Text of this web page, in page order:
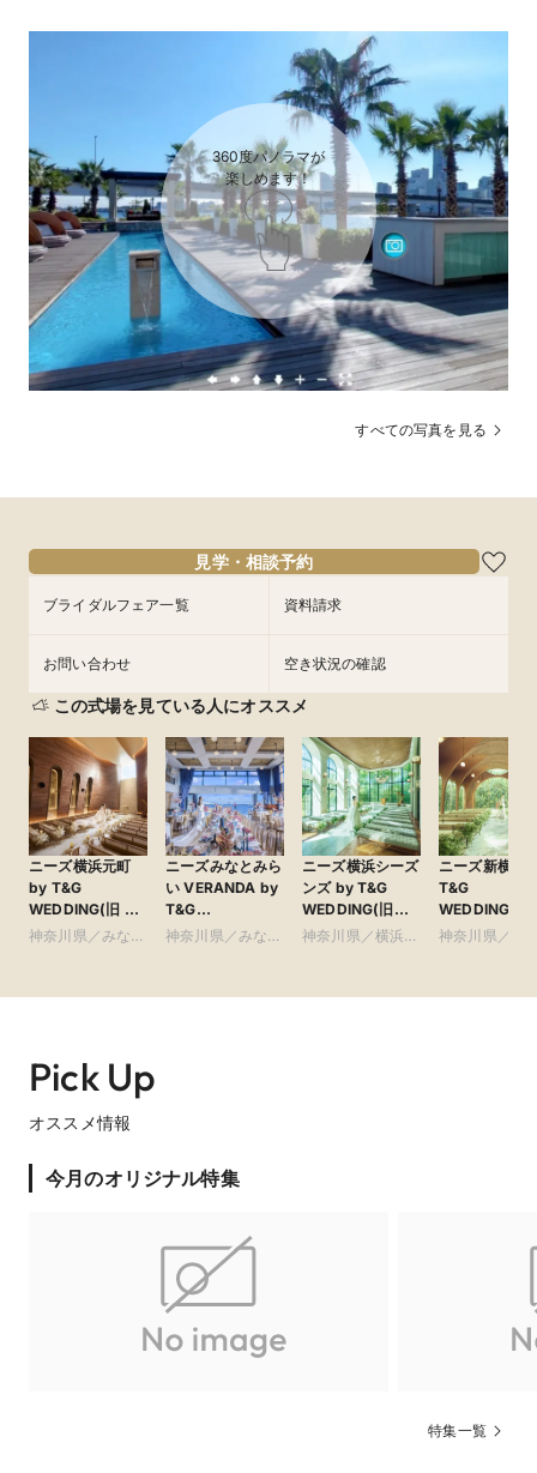
ムーン旅行券3万円分ほか、あこがれのウエディングが
◆2万円コース相当の豪華黒毛和牛試食
◆全組にレストランチケット3,000円分
◆ハネムーン旅行券3万円分
＜さらに1件目来館で＞
◆カタログギフト最大1万円分
【成約特典】
◆ドレス10万円・横浜駅からの送迎等 最大150万円相当の10大
特典付き
【リニューアル記念特典】
◆新チャペルの挙式料27万円分優待
※特典の金額は日程・人数等により変動有り
※来館特典のギフトはメールにて送付
＼マイナビ特典付き限定ページ公開中／日本で一番選
ばれる結婚式場No.1！『想像を超えた結婚式』
カップルに選ばれて☆国内施行組数No.1！！
TAKE and GIVE NEES WEDDINGでかなえる
『想像を超えた結婚式』とは！？
①式場全体を完全貸切に！
③高い顧客満足度！
特別な1日を安心してまかせられる秘訣
◆マイナビ限定ページだけの、期間限定のシークレット特典も
その結婚式、「我慢」してない？ ふたりらしく楽し
む"イマドキ婚"の新常識
「結婚式って、こうしなきゃいけないのかな......」そんな風に感
じたことはありませんか？　実は今、「形式通り」よりも“ふた
りらしさ”を大切にする結婚式が主流に。ゲストとの過ごし方
も、演出も、場所も。自由に選ぶ“イマドキ婚”が、当たり前に
なってきています。
T&Gが「Tokyo Pride 2026」に初出展！ かずえちゃ
んがインクルーシブ・ウエディングアドバイザーに就
任
株式会社テイクアンドギヴ・ニーズ（以下 T&G）は、2026年6
月6日（土）、7日（日）に代々木公園で開催されるアジア最大
級のLGBTQ+イベント「Tokyo Pride 2026」に初出展。さら
に、LGBTQ+の啓発活動を行う「かずえちゃん」が、インク
ルーシブ・ウェディングアドバイザーに就任することを発表し
ました。
式をつくる新体制へ
婚礼大手の株式会社テイクアンドギヴ・ニーズ（以下T&G）
が、ゲストハウスウェディングの新ブランド『NEEDS by T&G
WEDDING』を展開し、2026年3月19日（木）より順次、運営す
るゲストハウスの会場名を「NEEDS by T&G WEDDING」へ統
ルおふたりが安心して選べる結婚式場づくりを目指します。
360度パノラマが
楽しめます！
すべての写真を見る
見学・相談予約
ブライダルフェア一覧 資料請求
お問い合わせ 空き状況の確認
この式場を見ている人にオススメ
ニーズ横浜元町
by T&G
WEDDING(旧 山
手迎賓館 横浜)
神奈川県／みなと
内
ニーズみなとみら
い VERANDA by
T&G
WEDDING(旧 ベ
神奈川県／みなと
内
ニーズ横浜シーズ
ンズ by T&G
WEDDING(旧
ザ・シーズンズ)
神奈川県／横浜・
ニーズ新横浜
T&G
WEDDING(旧
クアテラス迎
神奈川県／横
Pick Up
オススメ情報
今月のオリジナル特集
特集一覧